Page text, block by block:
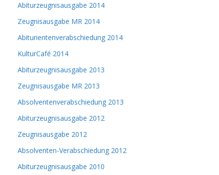
Abiturzeugnisausgabe 2014
Zeugnisausgabe MR 2014
Abiturientenverabschiedung 2014
KulturCafé 2014
Abiturzeugnisausgabe 2013
Zeugnisausgabe MR 2013
Absolventenverabschiedung 2013
Abiturzeugnisausgabe 2012
Zeugnisausgabe 2012
Absolventen-Verabschiedung 2012
Abiturzeugnisausgabe 2010